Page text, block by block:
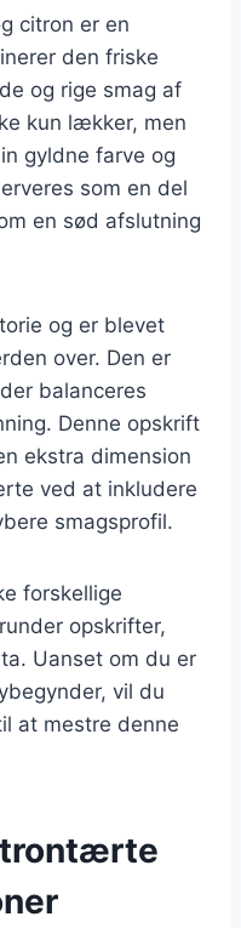
citron er en
den friske
og rige smag af
kun lækker, men
gyldne farve og
som en del
en sød afslutning
og er blevet
over. Den er
balanceres
Denne opskrift
ekstra dimension
ved at inkludere
smagsprofil.
forskellige
opskrifter,
Uanset om du er
vil du
at mestre denne